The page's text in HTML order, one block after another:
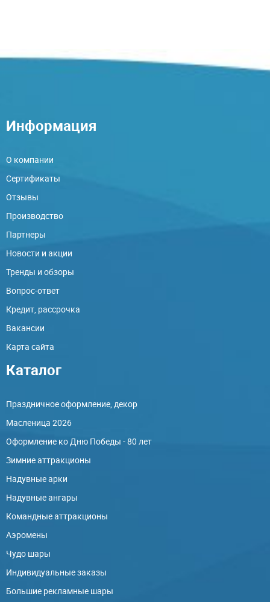
Информация
О компании
Сертификаты
Отзывы
Производство
Партнеры
Новости и акции
Тренды и обзоры
Вопрос-ответ
Кредит, рассрочка
Вакансии
Карта сайта
Каталог
Праздничное оформление, декор
Масленица 2026
Оформление ко Дню Победы - 80 лет
Зимние аттракционы
Надувные арки
Надувные ангары
Командные аттракционы
Аэромены
Чудо шары
Индивидуальные заказы
Большие рекламные шары